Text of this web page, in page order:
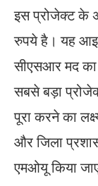
इस प्रोजेक्ट के
रुपये है। यह
सीएसआर मद का
सबसे बड़ा
पूरा करने का
और जिला
एमओयू किया